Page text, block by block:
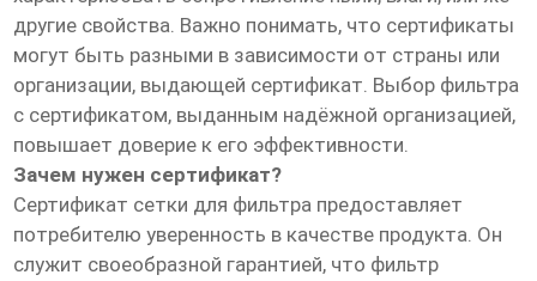
другие свойства. Важно понимать, что сертификаты
могут быть разными в зависимости от страны или
организации, выдающей сертификат. Выбор фильтра
с сертификатом, выданным надёжной организацией,
повышает доверие к его эффективности.
Зачем нужен сертификат?
Сертификат сетки для фильтра предоставляет
потребителю уверенность в качестве продукта. Он
служит своеобразной гарантией, что фильтр